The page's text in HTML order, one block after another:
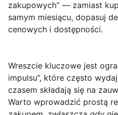
zakupowych” — zamiast
samym miesiącu, dopasuj
cenowych i dostępności.
Wreszcie kluczowe jest
impulsu”, które często
czasem składają się na
Warto wprowadzić prostą